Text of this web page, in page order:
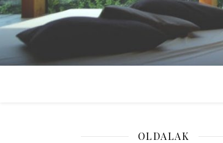
OLDALAK